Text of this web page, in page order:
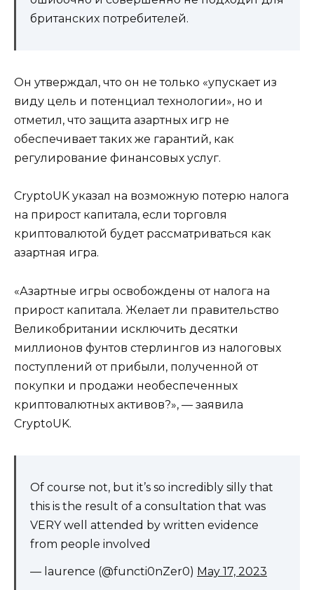
британских потребителей.
Он утверждал, что он не только «упускает из
виду цель и потенциал технологии», но и
отметил, что защита азартных игр не
обеспечивает таких же гарантий, как
регулирование финансовых услуг.
CryptoUK указал на возможную потерю налога
на прирост капитала, если торговля
криптовалютой будет рассматриваться как
азартная игра.
«Азартные игры освобождены от налога на
прирост капитала. Желает ли правительство
Великобритании исключить десятки
миллионов фунтов стерлингов из налоговых
поступлений от прибыли, полученной от
покупки и продажи необеспеченных
криптовалютных активов?», — заявила
CryptoUK.
Of course not, but it’s so incredibly silly that
this is the result of a consultation that was
VERY well attended by written evidence
from people involved
— laurence (@functi0nZer0) May 17, 2023